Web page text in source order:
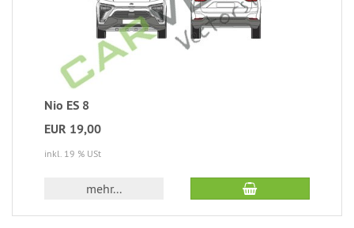
Nio ES 8
EUR 19,00
inkl. 19 % USt
mehr...